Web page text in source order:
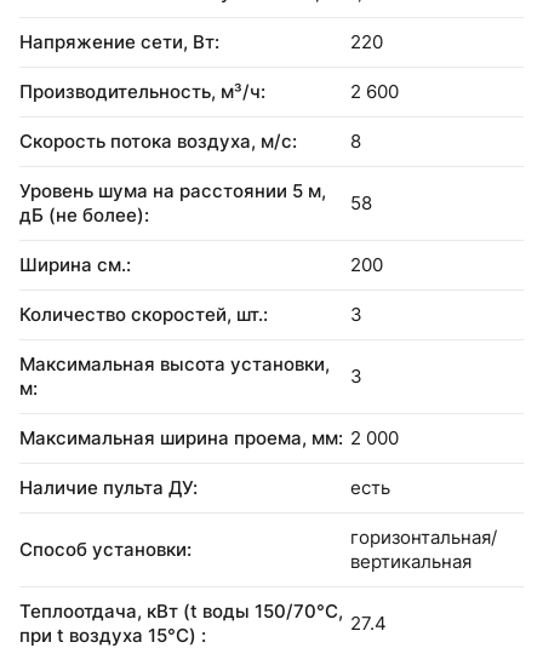
Напряжение сети, Вт: 220
Производительность, м³/ч: 2 600
Скорость потока воздуха, м/с: 8
Уровень шума на расстоянии 5 м,
дБ (не более):
58
Ширина см.: 200
Количество скоростей, шт.: 3
Максимальная высота установки,
м:
3
Максимальная ширина проема, мм: 2 000
Наличие пульта ДУ: есть
Способ установки:
горизонтальная/
вертикальная
Теплоотдача, кВт (t воды 150/70°С,
при t воздуха 15°С) :
27.4